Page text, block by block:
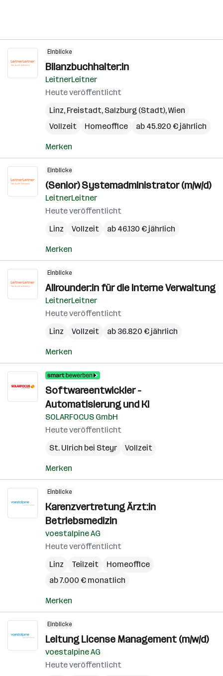
Einblicke
Bilanzbuchhalter:in
LeitnerLeitner
Heute veröffentlicht
Linz, Freistadt, Salzburg (Stadt),Wien
Vollzeit
Homeoffice ab 45.920 € jährlich
Merken
Einblicke
(Senior) Systemadministrator (m/w/d)
LeitnerLeitner
Heute veröffentlicht
Linz
Vollzeit ab 46.130 € jährlich
Merken
Einblicke
Allrounder:in für die Interne Verwaltung
LeitnerLeitner
Heute veröffentlicht
Linz
Vollzeit ab 36.820 € jährlich
Merken
Softwareentwickler -
Automatisierung und KI
SOLARFOCUS GmbH
Heute veröffentlicht
St. Ulrich bei Steyr
Vollzeit
Merken
Einblicke
Karenzvertretung Ärzt:in
Betriebsmedizin
voestalpine AG
Heute veröffentlicht
Linz
Teilzeit
Homeoffice
ab 7.000 € monatlich
Merken
Einblicke
Leitung License Management (m/w/d)
voestalpine AG
Heute veröffentlicht